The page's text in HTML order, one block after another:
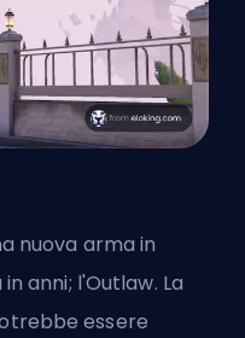
nuova arma in
anni; l'Outlaw. La
essere